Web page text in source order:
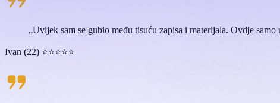
„Uvijek sam se gubio među tisuću zapisa i materijala. Ovdje
Ivan (22) ⭐⭐⭐⭐⭐